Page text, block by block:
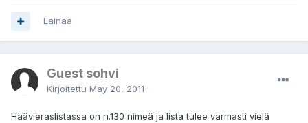
Lainaa
Guest sohvi
Kirjoitettu May 20, 2011
Häävieraslistassa on n.130 nimeä ja lista tulee varmasti vielä